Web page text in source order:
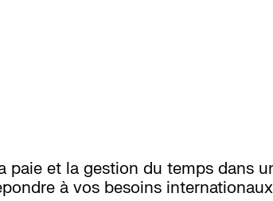
paie et la gestion du temps dans
à vos besoins